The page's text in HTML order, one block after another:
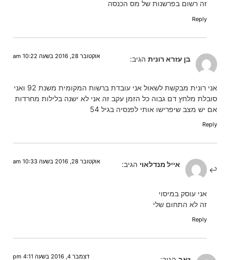
זה רשום בפרשנות של מס הכנסה
Reply
בן עזרא רונית הגיב: אוקטובר 28, 2016 בשעה 10:22 am
אני רונית מבקשת לשאול אני עובדת ברשות המקומית משנת 92 ואני
סובלת מלחץ דם גבוה כל הזמן עקב זה אני לא ישנה בלילות מחרדות
אם יש מצב שיפרישו אותי לפנסיה בגיל 54
Reply
אייל מנדלאוי הגיב: אוקטובר 28, 2016 בשעה 10:33 am
אני עוסק במיסוי
זה לא התחום שלי
Reply
דצמבר 4, 2016 בשעה 4:11 pm